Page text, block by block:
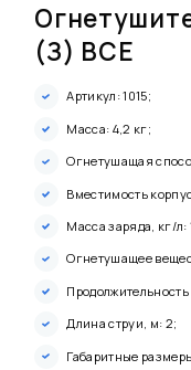
(З) ВСЕ
Артикул: 1015;
Масса: 4,2 кг;
Огнетушащая
Вместимость
Масса заряда, кг/л:
Огнетушащее
Длина струи, м: 2;
Габаритные